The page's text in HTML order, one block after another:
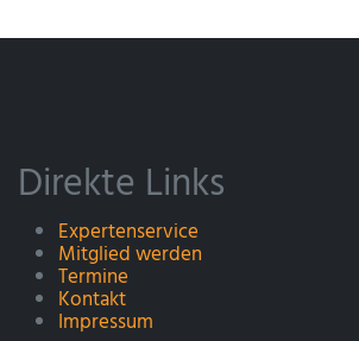
Direkte Links
Expertenservice
Mitglied werden
Termine
Kontakt
Impressum